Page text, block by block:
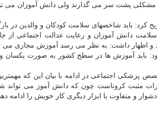
پشت سر می گذارند ولی دانش آموزان می
کرد: باید شاخصهای سلامت کودکان و والدین در
دانش آموزان و رعایت عدالت اجتماعی از
و اظهار داشت: به نظر می رسد آموزش مجازی می
باید آموزش ها در سطح کشور به صورت یکسان و
پزشکی اجتماعی در ادامه با بیان این که
مثبت کروناست چون که دانش آموز می تواند
و متفاوت با ابزار دیگری کار خویش را ادامه